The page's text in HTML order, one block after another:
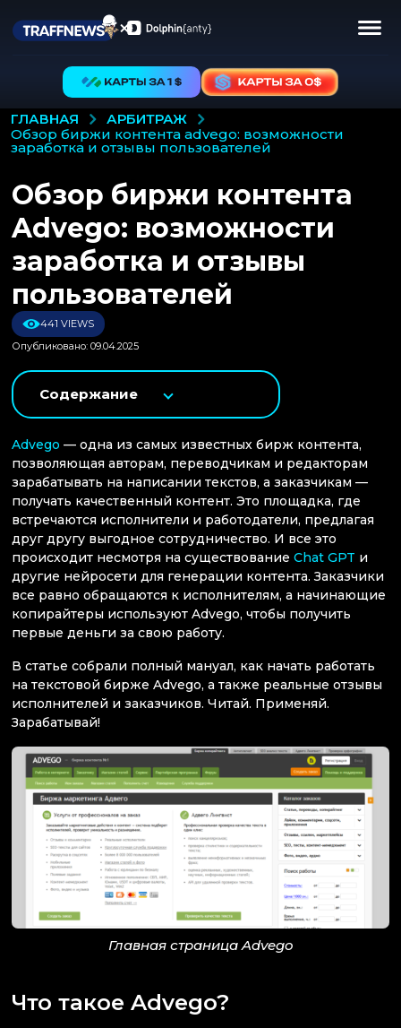
ГЛАВНАЯ
АРБИТРАЖ
обзор биржи контента advego: возможности
заработка и отзывы пользователей
Обзор биржи контента
Advego: возможности
заработка и отзывы
пользователей
441 VIEWS
Опубликовано: 09.04.2025
Содержание
Advego — одна из самых известных бирж контента,
позволяющая авторам, переводчикам и редакторам
зарабатывать на написании текстов, а заказчикам —
получать качественный контент. Это площадка, где
встречаются исполнители и работодатели, предлагая
друг другу выгодное сотрудничество. И все это
происходит несмотря на существование Chat GPT и
другие нейросети для генерации контента. Заказчики
все равно обращаются к исполнителям, а начинающие
копирайтеры используют Advego, чтобы получить
первые деньги за свою работу.
В статье собрали полный мануал, как начать работать
на текстовой бирже Advego, а также реальные отзывы
исполнителей и заказчиков. Читай. Применяй.
Зарабатывай!
Главная страница Advego
Что такое Advego?